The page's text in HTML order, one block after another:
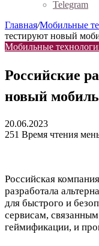
Telegram
Главная/Мобильные
тестируют новый
Мобильные
Российские
новый
20.06.2023
251 Время чтения
Российская
разработала
для быстрого и
сервисам,
геймификации, и